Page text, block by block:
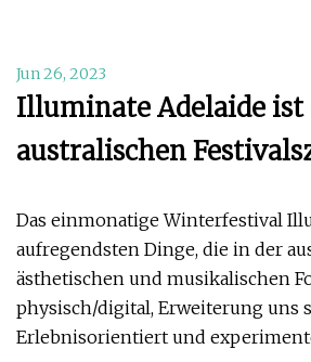
Jun 26, 2023
Illuminate Adelaide ist
australischen
Das einmonatige Winterfestival
aufregendsten Dinge, die in der
ästhetischen und musikalischen
physisch/digital, Erweiterung uns
Erlebnisorientiert und